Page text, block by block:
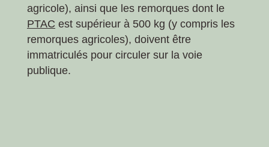
agricole), ainsi que les remorques dont le
PTAC est supérieur à 500 kg (y compris les
remorques agricoles), doivent être
immatriculés pour circuler sur la voie
publique.